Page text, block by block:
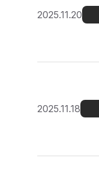
2025.11.20
2025.11.18